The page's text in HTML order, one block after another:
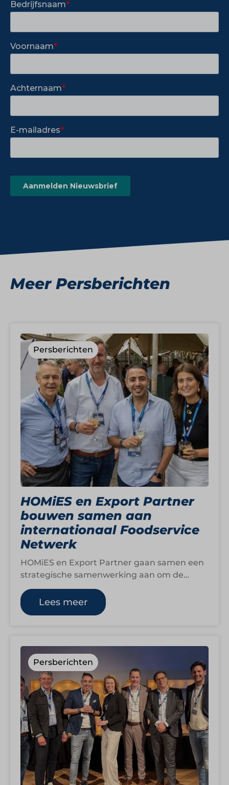
Meer Persberichten
Persberichten
HOMiES en Export Partner
bouwen samen aan
internationaal Foodservice
Netwerk
HOMiES en Export Partner gaan samen een
strategische samenwerking aan om de
internationale activiteiten van HOMiES
verder vorm te geven.…
Lees meer
Persberichten